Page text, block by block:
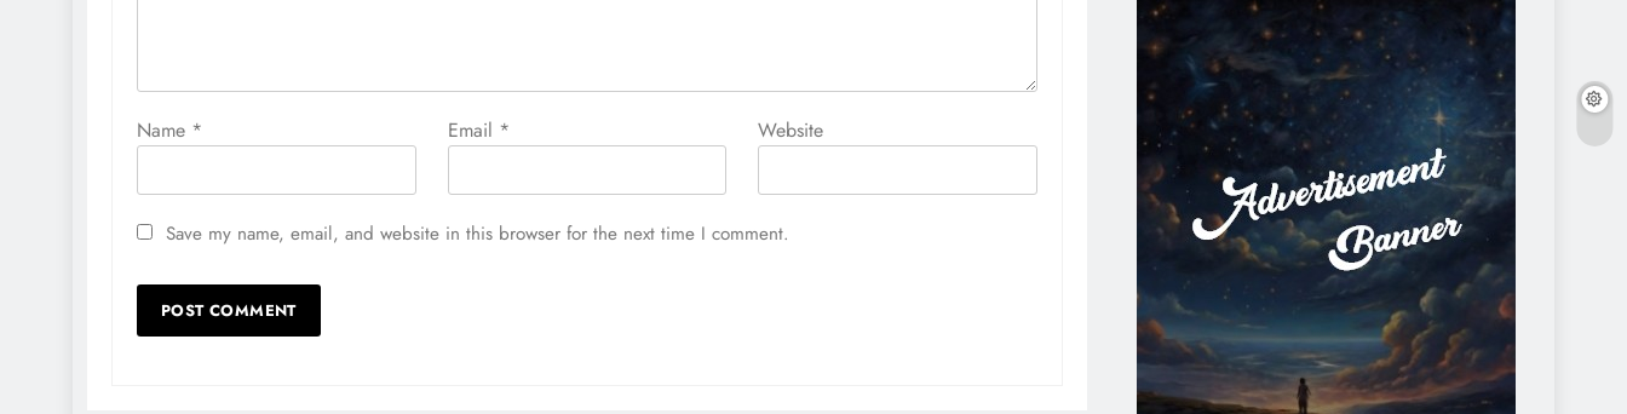
Name * Email * Website
Save my name, email, and website in this browser for the next time I comment.